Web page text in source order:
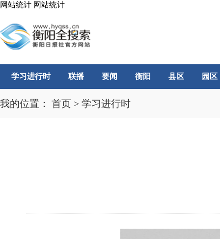
网站统计 网站统计
学习进行时 联播 要闻 衡阳 县区 园区
我的位置： 首页 > 学习进行时